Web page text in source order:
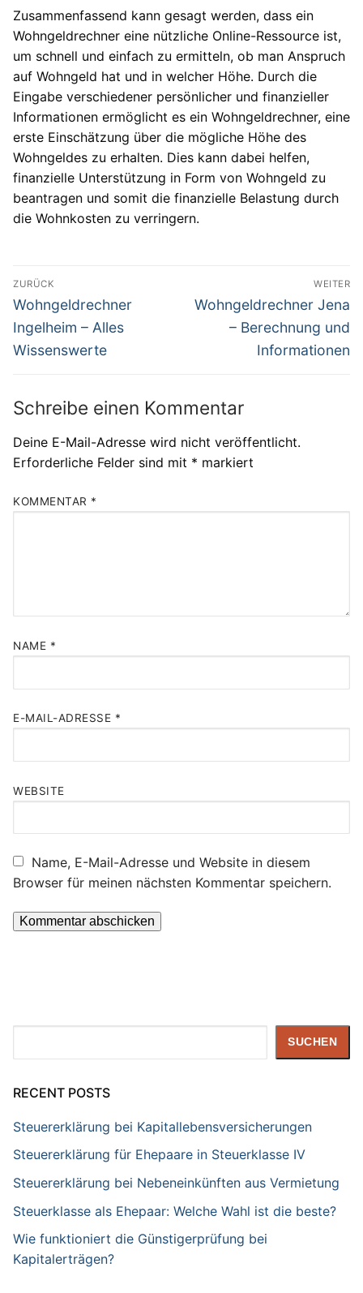
Zusammenfassend kann gesagt werden, dass ein
Wohngeldrechner eine nützliche Online-Ressource ist,
um schnell und einfach zu ermitteln, ob man Anspruch
auf Wohngeld hat und in welcher Höhe. Durch die
Eingabe verschiedener persönlicher und finanzieller
Informationen ermöglicht es ein Wohngeldrechner, eine
erste Einschätzung über die mögliche Höhe des
Wohngeldes zu erhalten. Dies kann dabei helfen,
finanzielle Unterstützung in Form von Wohngeld zu
beantragen und somit die finanzielle Belastung durch
die Wohnkosten zu verringern.
Beitragsnavigation
ZURÜCK
Vorheriger
Beitrag:
Wohngeldrechner
Ingelheim – Alles
Wissenswerte
WEITER
Nächster
Wohngeldrechner Jena
– Berechnung und
Informationen
Schreibe einen Kommentar
Deine E-Mail-Adresse wird nicht veröffentlicht.
Erforderliche Felder sind mit * markiert
KOMMENTAR *
NAME *
E-MAIL-ADRESSE *
WEBSITE
Name, E-Mail-Adresse und Website in diesem
Browser für meinen nächsten Kommentar speichern.
SUCHEN
RECENT POSTS
Steuererklärung bei Kapitallebensversicherungen
Steuererklärung für Ehepaare in Steuerklasse IV
Steuererklärung bei Nebeneinkünften aus Vermietung
Steuerklasse als Ehepaar: Welche Wahl ist die beste?
Wie funktioniert die Günstigerprüfung bei
Kapitalerträgen?